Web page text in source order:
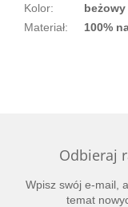
Kolor:
beżowy
Materiał: 100%
Odbieraj
Wpisz swój e-mail,
temat